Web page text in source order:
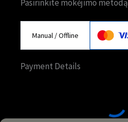
Pasirinkite mokėjimo metodą
Manual / Offline
Payment Details